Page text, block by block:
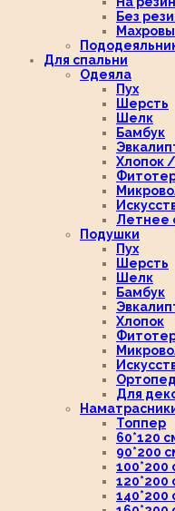
Без
Для спальни
Одеяла
Пух
Шерсть
Шелк
Бамбук
Хлопок
Летнее
Подушки
Пух
Шерсть
Шелк
Бамбук
Хлопок
Для
Топпер
60*120
90*200
100*200
120*200
140*200